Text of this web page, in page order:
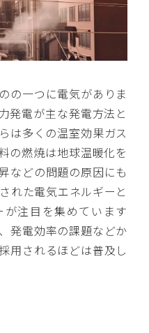
の一つに電気がありま
発電が主な発電方法と
は多くの温室効果ガス
の燃焼は地球温暖化を
などの問題の原因にも
れた電気エネルギーと
が注目を集めています
発電効率の課題などか
用されるほどは普及し